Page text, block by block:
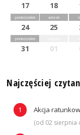
17 18
poniedziałek
24
wtorek
25
poniedziałek
31 01
Najczęściej
Akcja
(od 02 sierpnia